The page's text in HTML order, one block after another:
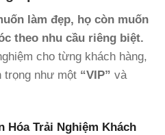
làm đẹp, họ còn muốn
theo nhu cầu riêng biệt.
cho từng khách hàng,
trọng như một “VIP” và
Hóa Trải Nghiệm Khách